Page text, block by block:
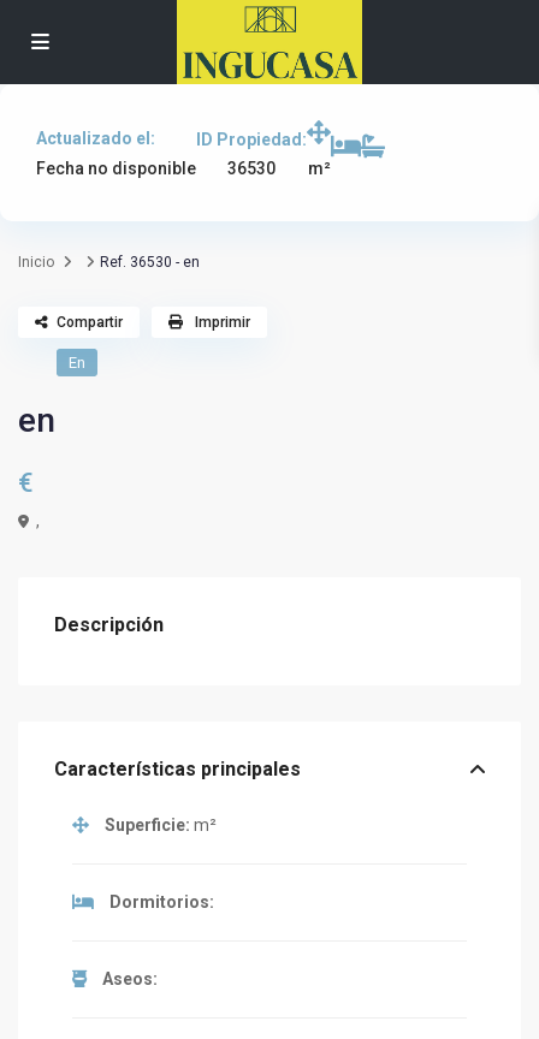
Actualizado el:
Fecha no disponible
ID Propiedad:
36530
m²
Inicio Ref. 36530 - en
En
en
€
,
Compartir Imprimir
Descripción
Características principales
Superficie: m²
Dormitorios:
Aseos: